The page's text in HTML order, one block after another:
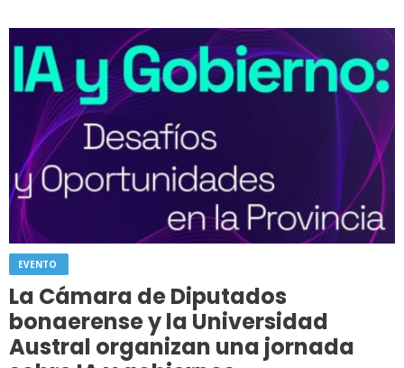
EVENTO
La Cámara de Diputados
bonaerense y la Universidad
Austral organizan una jornada